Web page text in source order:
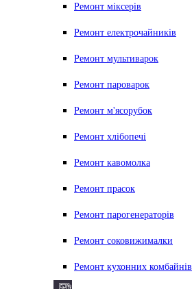
Ремонт мiксерiв
Ремонт електрочайників
Ремонт мультиварок
Ремонт пароварок
Ремонт м'ясорубок
Ремонт хлiбопечi
Ремонт кавомолка
Ремонт прасок
Ремонт парогенераторiв
Ремонт соковижималки
Ремонт кухонних комбайнів